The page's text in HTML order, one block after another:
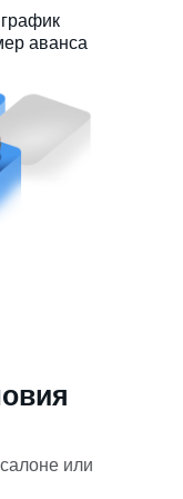
аванса
или